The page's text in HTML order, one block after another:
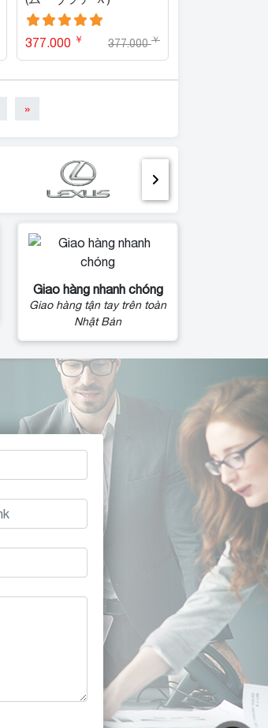
377.000￥
377.000 ￥
»
Giao hàng nhanh chóng
Giao hàng tận tay trên toàn
Nhật Bản